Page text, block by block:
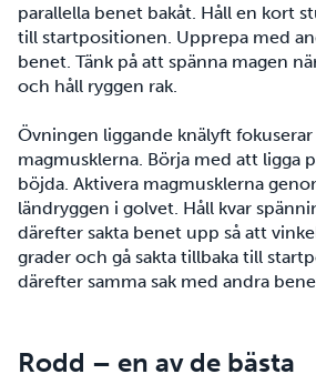
parallella benet bakåt. Håll en kort
till startpositionen. Upprepa med
benet. Tänk på att spänna magen
och håll ryggen rak.
Övningen liggande knälyft
magmusklerna. Börja med att ligga
böjda. Aktivera magmusklerna
ländryggen i golvet. Håll kvar
därefter sakta benet upp så att
grader och gå sakta tillbaka till
därefter samma sak med andra
Rodd – en av de bästa